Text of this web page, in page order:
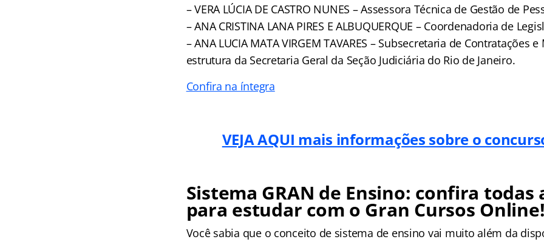
– VERA LÚCIA DE CASTRO NUNES – Assessora Técnica de Gestão de
– ANA CRISTINA LANA PIRES E ALBUQUERQUE – Coordenadoria de
– ANA LUCIA MATA VIRGEM TAVARES – Subsecretaria de Contratações
estrutura da Secretaria Geral da Seção Judiciária do Rio de Janeiro.
Confira na íntegra
VEJA AQUI mais informações sobre o
Sistema GRAN de Ensino: confira todas
para estudar com o Gran Cursos Online!
Você sabia que o conceito de sistema de ensino vai muito além da